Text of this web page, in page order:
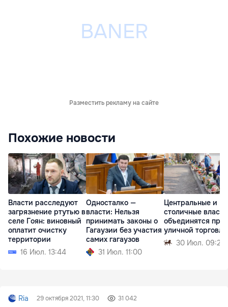
Разместить рекламу на сайте
Похожие новости
Власти расследуют
загрязнение ртутью в
селе Гоян: виновный
оплатит очистку
территории
16 Июл. 13:44
Односталко —
власти: Нельзя
принимать законы о
Гагаузии без участия
самих гагаузов
31 Июл. 11:00
Центральные и
столичные власти
объединятся
уличной торговли
30 Июл. 09:21
Ria 29 октября 2021, 11:30 31 042